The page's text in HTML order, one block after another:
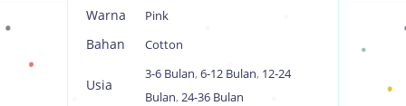
Warna Pink
Bahan Cotton
Usia
3-6 Bulan, 6-12 Bulan, 12-24
Bulan, 24-36 Bulan